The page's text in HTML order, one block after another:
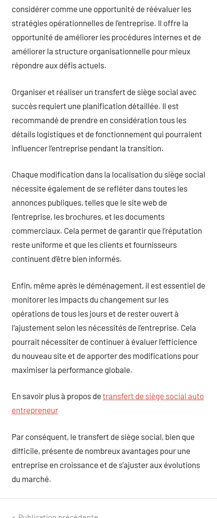
considérer comme une opportunité de réévaluer les
stratégies opérationnelles de l’entreprise. Il offre la
opportunité de améliorer les procédures internes et de
améliorer la structure organisationnelle pour mieux
répondre aux défis actuels.
Organiser et réaliser un transfert de siège social avec
succès requiert une planification détaillée. Il est
recommandé de prendre en considération tous les
détails logistiques et de fonctionnement qui pourraient
influencer l’entreprise pendant la transition.
Chaque modification dans la localisation du siège social
nécessite également de se refléter dans toutes les
annonces publiques, telles que le site web de
l’entreprise, les brochures, et les documents
commerciaux. Cela permet de garantir que l’réputation
reste uniforme et que les clients et fournisseurs
continuent d’être bien informés.
Enfin, même après le déménagement, il est essentiel de
monitorer les impacts du changement sur les
opérations de tous les jours et de rester ouvert à
l’ajustement selon les nécessités de l’entreprise. Cela
pourrait nécessiter de continuer à évaluer l’efficience
du nouveau site et de apporter des modifications pour
maximiser la performance globale.
En savoir plus à propos de transfert de siège social auto
entrepreneur
Par conséquent, le transfert de siège social, bien que
difficile, présente de nombreux avantages pour une
entreprise en croissance et de s’ajuster aux évolutions
du marché.